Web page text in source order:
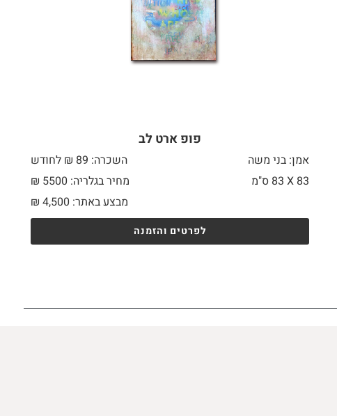
פופ ארט לב
אמן: בני משה
השכרה: 89 ₪ לחודש
83 X
מחיר בגלריה: 5500 ₪
מבצע באתר:
₪ 4,500
לפרטים והזמנה